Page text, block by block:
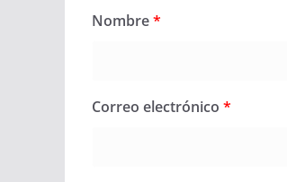
Nombre*
Correo electrónico *